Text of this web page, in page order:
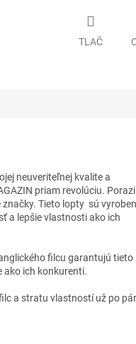
TLAČ
neuveriteľnej kvalite a
priam revolúciu.
Tieto lopty sú
a lepšie vlastnosti ako ich
filcu garantujú tieto
ako ich konkurenti.
a stratu vlastností už po pár